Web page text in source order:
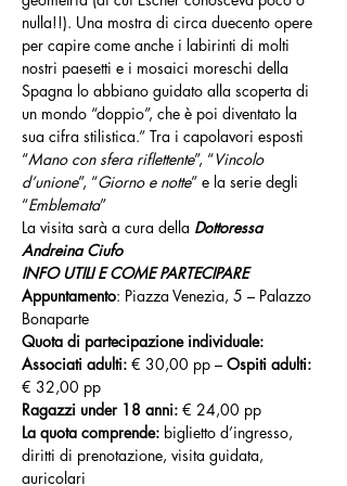
nulla!!). Una mostra di circa duecento opere
per capire come anche i labirinti di molti
nostri paesetti e i mosaici moreschi della
Spagna lo abbiano guidato alla scoperta di
un mondo “doppio”, che è poi diventato la
sua cifra stilistica.” Tra i capolavori esposti
“Mano con sfera riflettente”, “Vincolo
d’unione”, “Giorno e notte” e la serie degli
“Emblemata”
La visita sarà a cura della Dottoressa
Andreina Ciufo
INFO UTILI E COME PARTECIPARE
Appuntamento: Piazza Venezia, 5 – Palazzo
Bonaparte
Quota di partecipazione individuale:
Associati adulti: € 30,00 pp – Ospiti adulti:
€ 32,00 pp
Ragazzi under 18 anni: € 24,00 pp
La quota comprende: biglietto d’ingresso,
diritti di prenotazione, visita guidata,
auricolari